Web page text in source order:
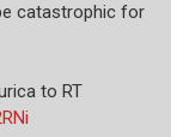
catastrophic for
to RT